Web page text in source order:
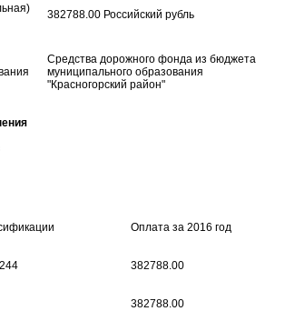
382788.00 Российский рубль
Средства дорожного фонда из бюджета
муниципального образования
"Красногорский район"
Оплата за 2016 год
382788.00
382788.00